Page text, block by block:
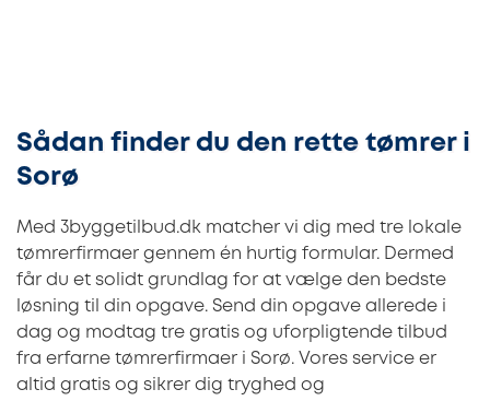
Sådan finder du den rette tømrer i
Sorø
Med 3byggetilbud.dk matcher vi dig med tre lokale
tømrerfirmaer gennem én hurtig formular. Dermed
får du et solidt grundlag for at vælge den bedste
løsning til din opgave. Send din opgave allerede i
dag og modtag tre gratis og uforpligtende tilbud
fra erfarne tømrerfirmaer i Sorø. Vores service er
altid gratis og sikrer dig tryghed og